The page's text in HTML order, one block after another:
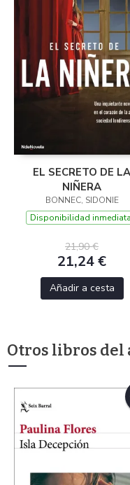
EL SECRETO DE LA
NIÑERA
BONNEC, SIDONIE
Disponibilidad
21,90 €
21,24 €
Añadir a cesta
Otros libros del